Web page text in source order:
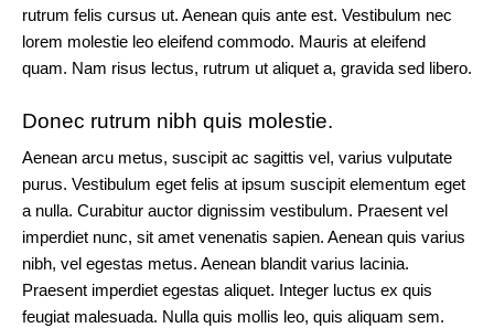
rutrum felis cursus ut. Aenean quis ante est. Vestibulum nec
lorem molestie leo eleifend commodo. Mauris at eleifend
quam. Nam risus lectus, rutrum ut aliquet a, gravida sed libero.
Donec rutrum nibh quis molestie.
Aenean arcu metus, suscipit ac sagittis vel, varius vulputate
purus. Vestibulum eget felis at ipsum suscipit elementum eget
a nulla. Curabitur auctor dignissim vestibulum. Praesent vel
imperdiet nunc, sit amet venenatis sapien. Aenean quis varius
nibh, vel egestas metus. Aenean blandit varius lacinia.
Praesent imperdiet egestas aliquet. Integer luctus ex quis
feugiat malesuada. Nulla quis mollis leo, quis aliquam sem.